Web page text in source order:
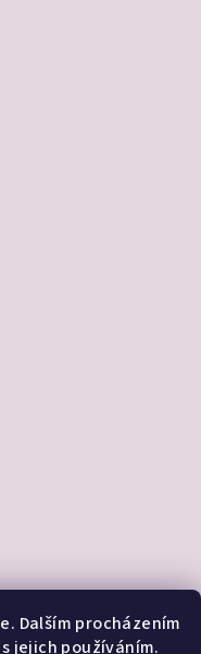
Dalším procházením
jejich používáním.